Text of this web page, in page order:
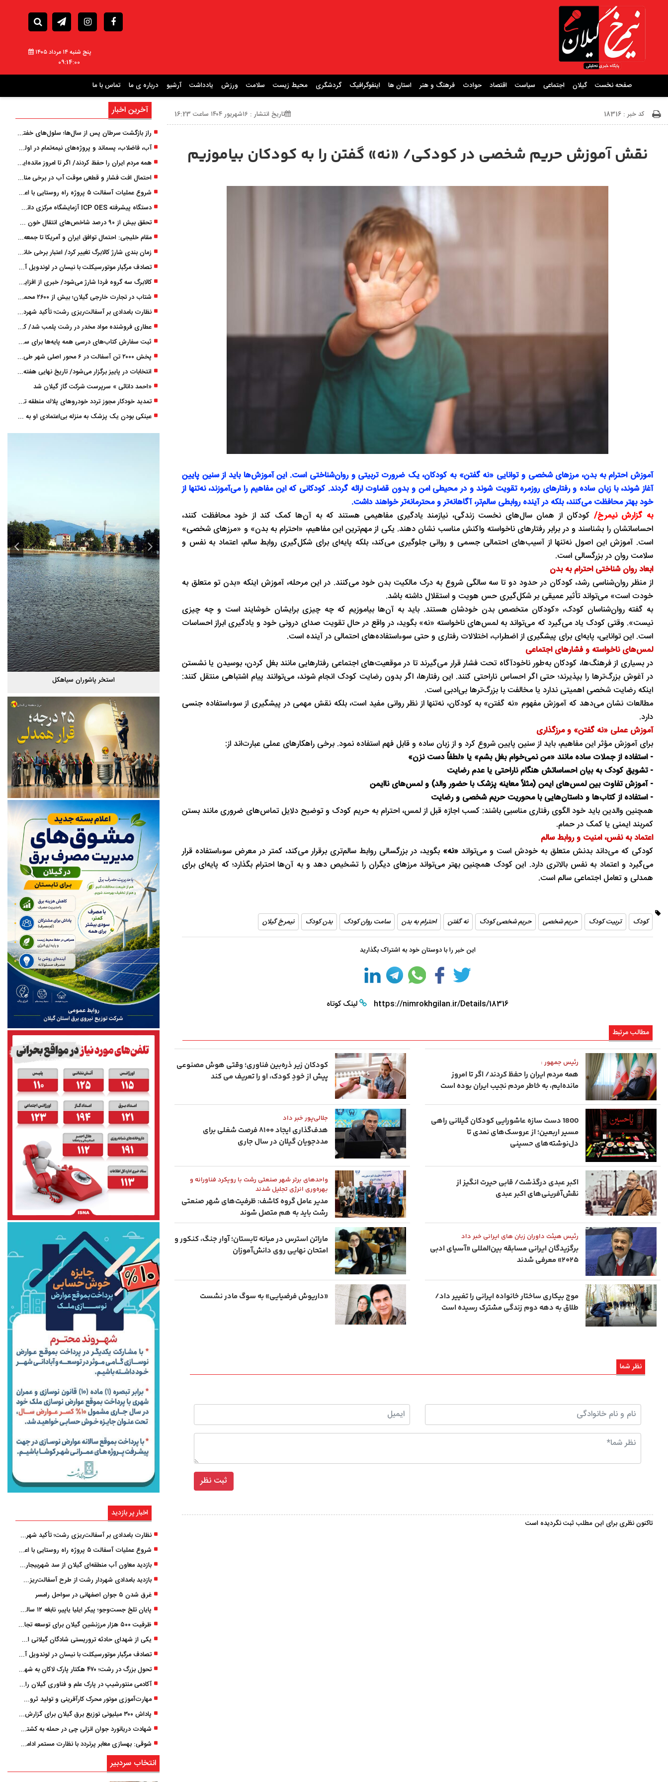
پنج شنبه ۱۴ مرداد ۱۴۰۵
09:14:01
صفحه نخست گیلان اجتماعی سیاست اقتصاد حوادث فرهنگ و هنر استان ها اینفوگرافیک گردشگری محیط زیست سلامت ورزش یادداشت آرشیو درباره ی ما تماس با ما
کد خبر : 18316 تاریخ انتشار : ۱۶شهریور ۱۴۰۴ ساعت 16:23
نقش آموزش حریم شخصی در کودکی/ «نه» گفتن را به کودکان بیاموزیم
آموزش احترام به بدن، مرزهای شخصی و توانایی «نه گفتن» به کودکان، یک ضرورت تربیتی و روان‌شناختی است. این آموزش‌ها باید از سنین پایین
آغاز شوند، با زبان ساده و رفتارهای روزمره تقویت شوند و در محیطی امن و بدون قضاوت ارائه گردند. کودکانی که این مفاهیم را می‌آموزند، نه‌تنها از
خود بهتر محافظت می‌کنند، بلکه در آینده روابطی سالم‌تر، آگاهانه‌تر و محترمانه‌تر خواهند داشت.
به گزارش نیمرخ/ کودکان از همان سال‌های نخست زندگی، نیازمند یادگیری مفاهیمی هستند که به آن‌ها کمک کند از خود محافظت کنند،
احساساتشان را بشناسند و در برابر رفتارهای ناخواسته واکنش مناسب نشان دهند. یکی از مهم‌ترین این مفاهیم، «احترام به بدن» و «مرزهای شخصی»
است. آموزش این اصول نه‌تنها از آسیب‌های احتمالی جسمی و روانی جلوگیری می‌کند، بلکه پایه‌ای برای شکل‌گیری روابط سالم، اعتماد به نفس و
سلامت روان در بزرگسالی است.
ابعاد روان‌ شناختی احترام به بدن
از منظر روان‌شناسی رشد، کودکان در حدود دو تا سه سالگی شروع به درک مالکیت بدن خود می‌کنند. در این مرحله، آموزش اینکه «بدن تو متعلق به
خودت است» می‌تواند تأثیر عمیقی بر شکل‌گیری حس هویت و استقلال داشته باشد.
به گفته روان‌شناسان کودک، «کودکان متخصص بدن خودشان هستند. باید به آن‌ها بیاموزیم که چه چیزی برایشان خوشایند است و چه چیزی
نیست». وقتی کودک یاد می‌گیرد که می‌تواند به لمس‌های ناخواسته «نه» بگوید، در واقع در حال تقویت صدای درونی خود و یادگیری ابراز احساسات
است. این توانایی، پایه‌ای برای پیشگیری از اضطراب، اختلالات رفتاری و حتی سوءاستفاده‌های احتمالی در آینده است.
لمس‌های ناخواسته و فشارهای اجتماعی
در بسیاری از فرهنگ‌ها، کودکان به‌طور ناخودآگاه تحت فشار قرار می‌گیرند تا در موقعیت‌های اجتماعی رفتارهایی مانند بغل کردن، بوسیدن یا نشستن
در آغوش بزرگ‌ترها را بپذیرند؛ حتی اگر احساس ناراحتی کنند. این رفتارها، اگر بدون رضایت کودک انجام شوند، می‌توانند پیام اشتباهی منتقل کنند:
اینکه رضایت شخصی اهمیتی ندارد یا مخالفت با بزرگ‌ترها بی‌ادبی است.
مطالعات نشان می‌دهد که آموزش مفهوم «نه گفتن» به کودکان، نه‌تنها از نظر روانی مفید است، بلکه نقش مهمی در پیشگیری از سوءاستفاده جنسی
دارد.
آموزش عملی «نه گفتن» و مرزگذاری
برای آموزش مؤثر این مفاهیم، باید از سنین پایین شروع کرد و از زبان ساده و قابل فهم استفاده نمود. برخی راهکارهای عملی عبارت‌اند از:
- استفاده از جملات ساده مانند «من نمی‌خوام بغل بشم» یا «لطفاً دست نزن»
- تشویق کودک به بیان احساساتش هنگام ناراحتی یا عدم رضایت
- آموزش تفاوت بین لمس‌های ایمن (مثلاً معاینه پزشک با حضور والد) و لمس‌های ناایمن
- استفاده از کتاب‌ها و داستان‌هایی با محوریت حریم شخصی و رضایت
همچنین والدین باید خود الگوی رفتاری مناسبی باشند: کسب اجازه قبل از لمس، احترام به حریم کودک و توضیح دلایل تماس‌های ضروری مانند بستن
کمربند ایمنی یا کمک در حمام.
اعتماد به نفس، امنیت و روابط سالم
کودکی که می‌داند بدنش متعلق به خودش است و می‌تواند «نه» بگوید، در بزرگسالی روابط سالم‌تری برقرار می‌کند، کمتر در معرض سوءاستفاده قرار
می‌گیرد و اعتماد به نفس بالاتری دارد. این کودک همچنین بهتر می‌تواند مرزهای دیگران را تشخیص دهد و به آن‌ها احترام بگذارد؛ که پایه‌ای برای
همدلی و تعامل اجتماعی سالم است.
کودک تربیت کودک حریم شخصی حریم شخصی کودک نه گفتن احترام به بدن سامت روان کودک بدن کودک نیمرخ گیلان
این خبر را با دوستان خود به اشتراک بگذارید
https://nimrokhgilan.ir/Details/18316 لینک کوتاه
مطالب مرتبط
رئیس ‌جمهور :
همه مردم ایران را حفظ کردند/ اگر تا امروز
مانده‌ایم، به ‌خاطر مردم نجیب ایران بوده است
کودکان زیر ذره‌بین فناوری؛ وقتی هوش مصنوعی
پیش از خودِ کودک، او را تعریف می ‌کند
1800 دست‌ سازه عاشورایی کودکان گیلانی راهی
مسیر اربعین؛ از عروسک‌های نمدی تا
دل‌نوشته‌های حسینی
جلالی‌پور خبر داد
هدف‌گذاری ایجاد ۸۱۰۰ فرصت شغلی برای
مددجویان گیلان در سال جاری
اکبر عبدی درگذشت/ قابی حیرت‌ انگیز از
نقش‌آفرینی‌های اکبر عبدی
واحدهای برتر شهر صنعتی رشت با رویکرد فناورانه و
بهره‌وری انرژی تجلیل شدند
مدیر عامل گروه کاشف: ظرفیت‌های شهر صنعتی
رشت باید به هم متصل شوند
رئیس هیئت داوران زبان های ایرانی خبر داد
برگزیدگان ایرانی مسابقه بین‌المللی «آسیای ادبی
۲۰۲۵» معرفی شدند
ماراتن استرس در میانه تابستان؛ آوار جنگ، کنکور و
امتحان نهایی روی دانش‌آموزان
موج بیکاری ساختار خانواده ایرانی را تغییر داد/
طلاق به دهه دوم زندگی مشترک رسیده است
«داریوش فرضیایی» به سوگ مادر نشست
نظر شما
تاکنون نظری برای این مطلب ثبت نگردیده است
آخرین اخبار
راز بازگشت سرطان پس از سال‌ها؛ سلول‌های خفته چگونه دوباره بیدار می‌شوند؟
آب، فاضلاب، پسماند و پروژه‌های نیمه‌تمام در اولویت مصوبات سفر دولت
همه مردم ایران را حفظ کردند/ اگر تا امروز مانده‌ایم، به ‌خاطر مردم نجیب ایران بوده است
احتمال افت فشار و قطعی موقت آب در برخی مناطق گیلان
شروع عملیات آسفالت ۵ پروژه راه ‌روستایی با اعتبار ۳۷۰ میلیاردی در گیلان
دستگاه پیشرفته ICP OES آزمایشگاه مرکزی دانشگاه گیلان دوباره راه‌اندازی شد
تحقق بیش از ۹۰ درصد شاخص‌های انتقال خون گیلان/ نیاز فوری به نوسازی تجهیزات آزمایشگاهی
مقام خلیجی: احتمال توافق ایران و آمریکا تا جمعه 50 درصد است
زمان ‌بندی شارژ کالابرگ تغییر کرد/ اعتبار برخی خانوارها ماه بعد واریز می‌شود
تصادف مرگبار موتورسیکلت با نیسان در لوندویل آستارا/ انتقال مصدوم با اورژانس هوایی به رشت
کالابرگ سه گروه فردا شارژ می‌شود/ خبری از افزایش اعتبار نیست
شتاب در تجارت خارجی گیلان؛ بیش از ۲۶۰۰ محموله زیر ذره‌بین استاندارد
نظارت بامدادی بر آسفالت‌ریزی رشت؛ تأکید شهردار و بازرس کل بر کیفیت اجرای پروژه‌ها
عطاری فروشنده مواد مخدر در رشت پلمب شد/ کشف 8 هزار قرص و 50 لیتر شربت توهم ‌زا
ثبت سفارش کتاب‌های درسی همه پایه‌ها برای سال تحصیلی ۱۴۰۶ ۱۴۰۵ فعال شد
پخش ۲۰۰۰ تن آسفالت در ۶ محور اصلی شهر طی یک شب
انتخابات در پاییز برگزار می‌شود/ تاریخ نهایی هفته آینده اعلام می‌شود
«احمد دانائی » سرپرست شرکت گاز گیلان شد
تمدید خودكار مجوز تردد خودروهای پلاك منطقه تا پایان آذر ۱۴۰۵
عینکی‌ بودن یک پزشک به منزله بی‌اعتمادی او به «لیزیک» است؟
استخر پاشوران سیاهکل پاییز هزار رنگ گیلان شب های همیشه روشن رشت در دل روستاهای گیلان
اخبار پر بازدید
نظارت بامدادی بر آسفالت‌ریزی رشت؛ تأکید شهردار و بازرس کل بر کیفیت اجرای پروژه‌ها
شروع عملیات آسفالت ۵ پروژه راه ‌روستایی با اعتبار ۳۷۰ میلیاردی در گیلان
بازدید معاون آب منطقه‌ای گیلان از سد شهربیجار برای تداوم تأمین آب شرب استان
بازدید بامدادی شهردار رشت از طرح آسفالت‌ریزی گسترده در مناطق پنج‌گانه
غرق شدن ۵ جوان اصفهانی در سواحل رامسر
پایان تلخ جست‌وجو؛ پیکر ایلیا یاپیر، نابغه ۱۲ ساله لاهیجانی پیدا شد
ظرفیت ۵۰۰ هزار مرزنشین گیلان برای توسعه تجارت فعال می‌شود
یکی از شهدای حادثه تروریستی شادگان گیلانی است/ شهادت «سینا سیاه‌ نژاد» در درگیری با اشرار مسلح
تصادف مرگبار موتورسیکلت با نیسان در لوندویل آستارا/ انتقال مصدوم با اورژانس هوایی به رشت
تحول بزرگ در رشت؛ ۴۷۰ هکتار پارک لاکان به شهر ملحق می‌شود/ انتقال سند به‌ زودی
آکادمی منتورشیپ در پارک علم و فناوری گیلان راه‌اندازی شد
مهارت‌آموزی موتور محرک کارآفرینی و تولید ثروت است
پاداش ۳۰۰ میلیونی توزیع برق گیلان برای گزارش ماینرهای غیرمجاز
شهادت دریانورد جوان انزلی چی در حمله به کشتی تجاری در دریای کاسپین
شوقی: بهسازی معابر پرتردد با نظارت مستمر ادامه دارد
انتخاب سردبیر